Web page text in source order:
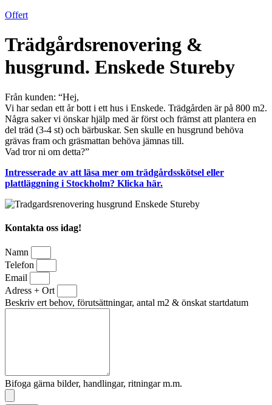
Offert
Trädgårdsrenovering &
husgrund. Enskede Stureby
Från kunden: “Hej,
Vi har sedan ett år bott i ett hus i Enskede. Trädgården är på 800 m2.
Några saker vi önskar hjälp med är först och främst att plantera en
del träd (3-4 st) och bärbuskar. Sen skulle en husgrund behöva
grävas fram och gräsmattan behöva jämnas till.
Vad tror ni om detta?”
Intresserade av att läsa mer om trädgårdsskötsel eller
plattläggning i Stockholm? Klicka här.
Kontakta oss idag!
Namn
Telefon
Email
Adress + Ort
Beskriv ert behov, förutsättningar, antal m2 & önskat startdatum
Bifoga gärna bilder, handlingar, ritningar m.m.